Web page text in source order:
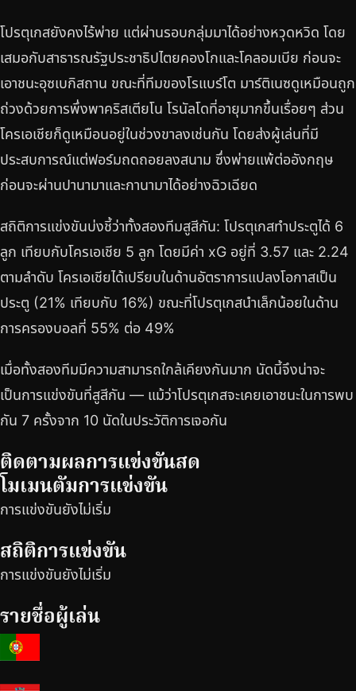
โปรตุเกสยังคงไร้พ่าย แต่ผ่านรอบกลุ่มมาได้อย่างหวุดหวิด โดย
เสมอกับสาธารณรัฐประชาธิปไตยคองโกและโคลอมเบีย ก่อนจะ
เอาชนะอุซเบกิสถาน ขณะที่ทีมของโรแบร์โต มาร์ติเนซดูเหมือนถูก
ถ่วงด้วยการพึ่งพาคริสเตียโน โรนัลโดที่อายุมากขึ้นเรื่อยๆ ส่วน
โครเอเชียก็ดูเหมือนอยู่ในช่วงขาลงเช่นกัน โดยส่งผู้เล่นที่มี
ประสบการณ์แต่ฟอร์มถดถอยลงสนาม ซึ่งพ่ายแพ้ต่ออังกฤษ
ก่อนจะผ่านปานามาและกานามาได้อย่างฉิวเฉียด
สถิติการแข่งขันบ่งชี้ว่าทั้งสองทีมสูสีกัน: โปรตุเกสทำประตูได้ 6
ลูก เทียบกับโครเอเชีย 5 ลูก โดยมีค่า xG อยู่ที่ 3.57 และ 2.24
ตามลำดับ โครเอเชียได้เปรียบในด้านอัตราการแปลงโอกาสเป็น
ประตู (21% เทียบกับ 16%) ขณะที่โปรตุเกสนำเล็กน้อยในด้าน
การครองบอลที่ 55% ต่อ 49%
เมื่อทั้งสองทีมมีความสามารถใกล้เคียงกันมาก นัดนี้จึงน่าจะ
เป็นการแข่งขันที่สูสีกัน — แม้ว่าโปรตุเกสจะเคยเอาชนะในการพบ
กัน 7 ครั้งจาก 10 นัดในประวัติการเจอกัน
ติดตามผลการแข่งขันสด
โมเมนตัมการแข่งขัน
การแข่งขันยังไม่เริ่ม
สถิติการแข่งขัน
การแข่งขันยังไม่เริ่ม
รายชื่อผู้เล่น